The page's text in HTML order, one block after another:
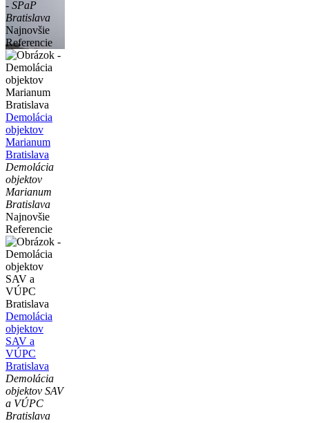
- SPaP
Bratislava
Najnovšie
Referencie
Demolácia
objektov
Marianum
Bratislava
Demolácia
objektov
Marianum
Bratislava
Najnovšie
Referencie
Demolácia
objektov
SAV a
VÚPC
Bratislava
Demolácia
objektov SAV
a VÚPC
Bratislava